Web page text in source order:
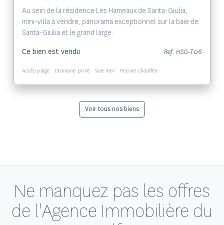
Au sein de la résidence Les Hameaux de Santa-Giulia,
mini-villa à vendre, panorama exceptionnel sur la baie de
Santa-Giulia et le grand large.
Ce bien est vendu
Ref. HSG-T06
Accès plage Domaine privé Vue mer Piscine chauffée
Voir tous nos biens
Ne manquez pas les offres
de l'Agence Immobilière du